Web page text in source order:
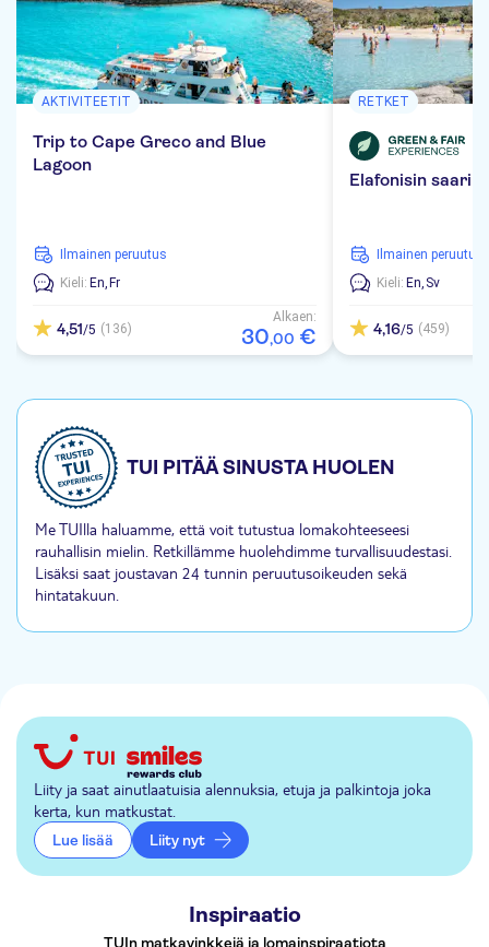
AKTIVITEETIT
Trip to Cape Greco and Blue
Lagoon
Ilmainen peruutus
Kieli: En,Fr
4,51/5 (136)
Alkaen:
30,00 €
RETKET
Elafonisin
Ilmainen peruutus
Kieli: En,Sv
4,16/5 (459)
TUI PITÄÄ SINUSTA HUOLEN
Me TUIlla haluamme, että voit tutustua lomakohteeseesi
rauhallisin mielin. Retkillämme huolehdimme turvallisuudestasi.
Lisäksi saat joustavan 24 tunnin peruutusoikeuden sekä
hintatakuun.
Liity ja saat ainutlaatuisia alennuksia, etuja ja palkintoja joka
kerta, kun matkustat.
Lue lisää Liity nyt
Inspiraatio
TUIn matkavinkkejä ja lomainspiraatiota